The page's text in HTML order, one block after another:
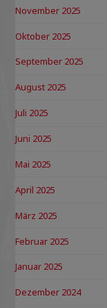
November 2025
Oktober 2025
September 2025
August 2025
Juli 2025
Juni 2025
Mai 2025
April 2025
März 2025
Februar 2025
Januar 2025
Dezember 2024